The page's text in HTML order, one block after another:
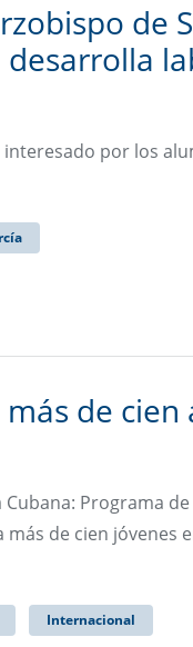
de
por los
de
Programa
de cien jóvenes
Internacional